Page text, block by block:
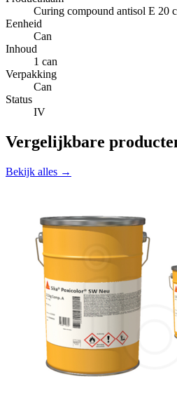
Curing compound antisol E 20
Eenheid
Can
Inhoud
1 can
Verpakking
Can
Status
IV
Vergelijkbare
Bekijk alles →